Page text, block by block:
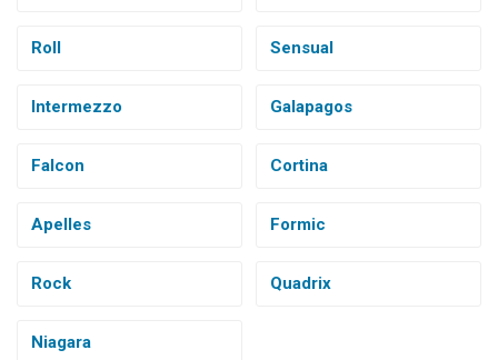
Roll Sensual
Intermezzo Galapagos
Falcon Cortina
Apelles Formic
Rock Quadrix
Niagara